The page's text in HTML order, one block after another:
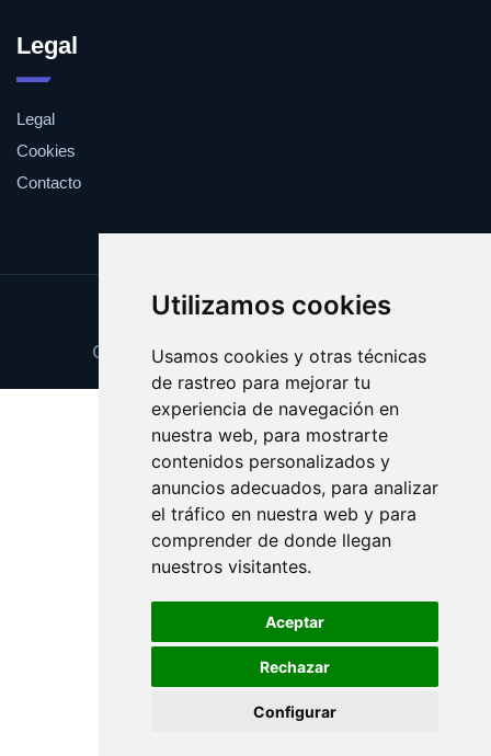
Utilizamos cookies
Usamos cookies y otras técnicas
de rastreo para mejorar tu
experiencia de navegación en
nuestra web, para mostrarte
contenidos personalizados y
anuncios adecuados, para analizar
el tráfico en nuestra web y para
comprender de donde llegan
nuestros visitantes.
Aceptar
Rechazar
Configurar
Legal
Legal
Cookies
Contacto
Update cookies preferences
Copyright © 2026 peligrosidad.com